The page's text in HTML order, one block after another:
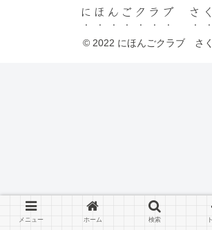
にほんごクラブ さ
© 2022 にほんごクラブ さ
メニュー ホーム 検索